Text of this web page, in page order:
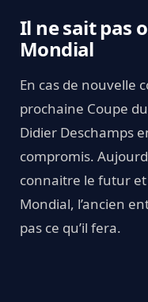
Il ne sait pas
Mondial
En cas de nouvelle
prochaine Coupe
Didier Deschamps
compromis.
connaitre le futur
Mondial, l’ancien
pas ce qu’il fera.